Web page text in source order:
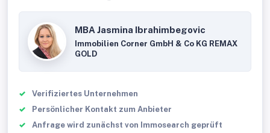
MBA Jasmina Ibrahimbegovic
Immobilien Corner GmbH & Co KG REMAX
GOLD
Verifiziertes Unternehmen
Persönlicher Kontakt zum Anbieter
Anfrage wird zunächst von Immosearch geprüft